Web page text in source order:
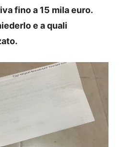
fino a 15 mila euro.
e a quali